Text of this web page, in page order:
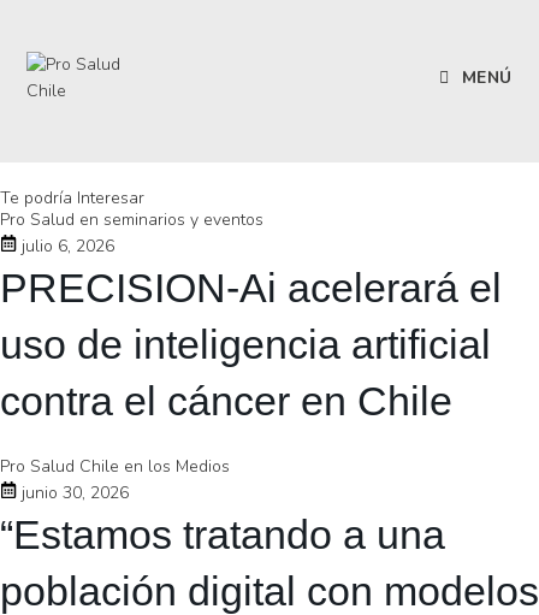
MENÚ
Te podría Interesar
Pro Salud en seminarios y eventos
julio 6, 2026
PRECISION-Ai acelerará el
uso de inteligencia artificial
contra el cáncer en Chile
Pro Salud Chile en los Medios
junio 30, 2026
“Estamos tratando a una
población digital con modelos